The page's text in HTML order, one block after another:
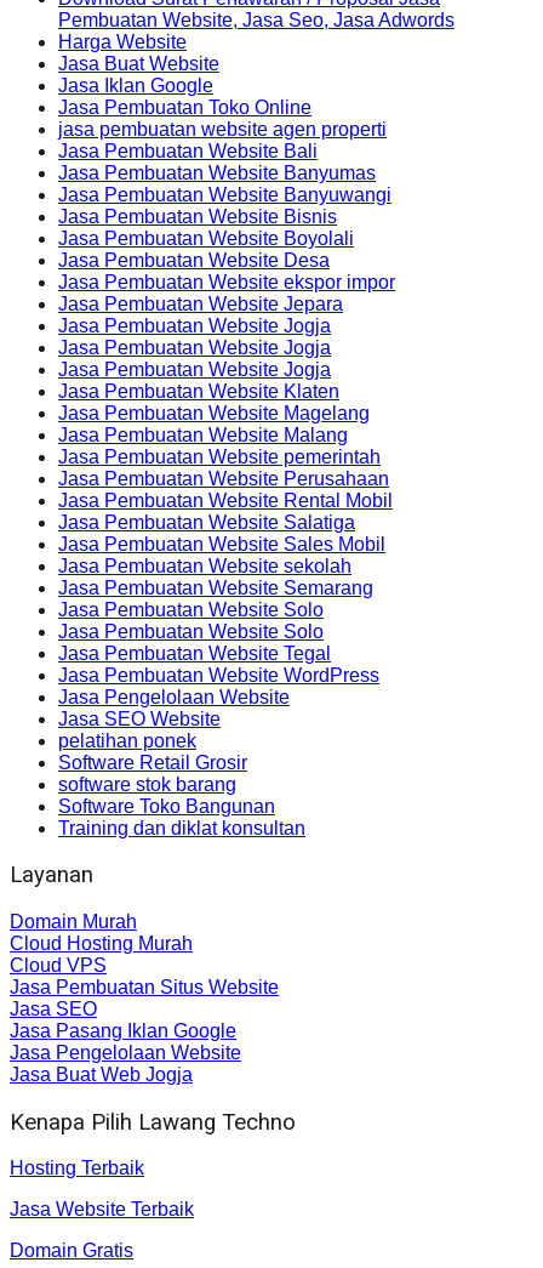
Pembuatan Website, Jasa Seo, Jasa Adwords
Harga Website
Jasa Buat Website
Jasa Iklan Google
Jasa Pembuatan Toko Online
jasa pembuatan website agen properti
Jasa Pembuatan Website Bali
Jasa Pembuatan Website Banyumas
Jasa Pembuatan Website Banyuwangi
Jasa Pembuatan Website Bisnis
Jasa Pembuatan Website Boyolali
Jasa Pembuatan Website Desa
Jasa Pembuatan Website ekspor impor
Jasa Pembuatan Website Jepara
Jasa Pembuatan Website Jogja
Jasa Pembuatan Website Jogja
Jasa Pembuatan Website Jogja
Jasa Pembuatan Website Klaten
Jasa Pembuatan Website Magelang
Jasa Pembuatan Website Malang
Jasa Pembuatan Website pemerintah
Jasa Pembuatan Website Perusahaan
Jasa Pembuatan Website Rental Mobil
Jasa Pembuatan Website Salatiga
Jasa Pembuatan Website Sales Mobil
Jasa Pembuatan Website sekolah
Jasa Pembuatan Website Semarang
Jasa Pembuatan Website Solo
Jasa Pembuatan Website Solo
Jasa Pembuatan Website Tegal
Jasa Pembuatan Website WordPress
Jasa Pengelolaan Website
Jasa SEO Website
pelatihan ponek
Software Retail Grosir
software stok barang
Software Toko Bangunan
Training dan diklat konsultan
Layanan
Domain Murah
Cloud Hosting Murah
Cloud VPS
Jasa Pembuatan Situs Website
Jasa SEO
Jasa Pasang Iklan Google
Jasa Pengelolaan Website
Jasa Buat Web Jogja
Kenapa Pilih Lawang Techno
Hosting Terbaik
Jasa Website Terbaik
Domain Gratis